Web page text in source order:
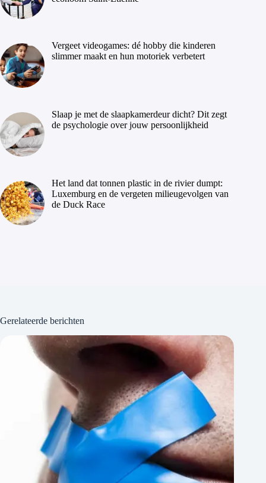
Vergeet videogames: dé hobby die kinderen
slimmer maakt en hun motoriek verbetert
Slaap je met de slaapkamerdeur dicht? Dit zegt
de psychologie over jouw persoonlijkheid
Het land dat tonnen plastic in de rivier dumpt:
Luxemburg en de vergeten milieugevolgen van
de Duck Race
Gerelateerde berichten